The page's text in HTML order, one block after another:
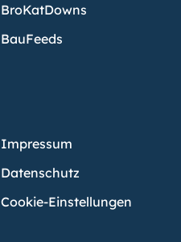
BroKatDowns
BauFeeds
Impressum
Datenschutz
Cookie-Einstellungen